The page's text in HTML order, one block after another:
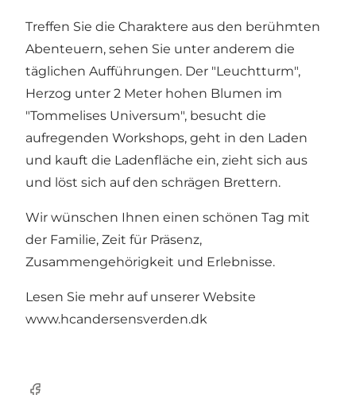
Treffen Sie die Charaktere aus den berühmten
Abenteuern, sehen Sie unter anderem die
täglichen Aufführungen. Der "Leuchtturm",
Herzog unter 2 Meter hohen Blumen im
"Tommelises Universum", besucht die
aufregenden Workshops, geht in den Laden
und kauft die Ladenfläche ein, zieht sich aus
und löst sich auf den schrägen Brettern.
Wir wünschen Ihnen einen schönen Tag mit
der Familie, Zeit für Präsenz,
Zusammengehörigkeit und Erlebnisse.
Lesen Sie mehr auf unserer Website
www.hcandersensverden.dk